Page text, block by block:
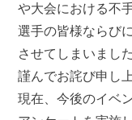
や大会における不
選手の皆様ならび
させてしまいまし
謹んでお詫び申し
現在、今後のイベ